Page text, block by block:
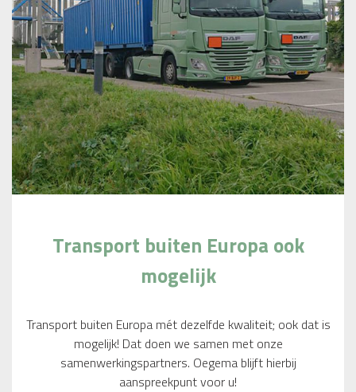
Transport buiten Europa ook
mogelijk
Transport buiten Europa mét dezelfde kwaliteit; ook dat is
mogelijk! Dat doen we samen met onze
samenwerkingspartners. Oegema blijft hierbij
aanspreekpunt voor u!